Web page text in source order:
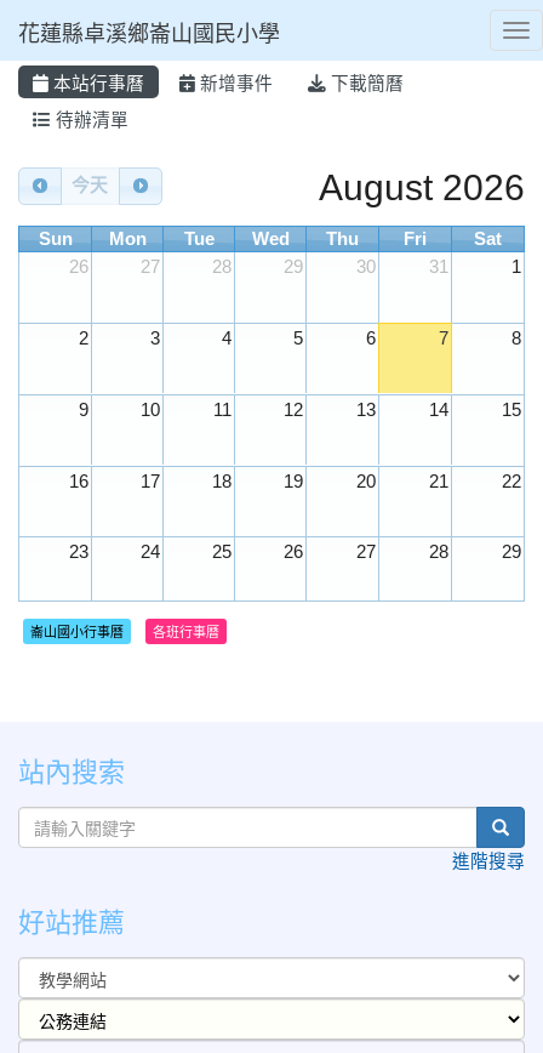
花蓮縣卓溪鄉崙山國民小學
本站行事曆 新增事件
下載簡曆
待辦清單
Calendar
今天 August 2026
Sun Mon Tue Wed Thu Fri
Sat
26
27 28 29 30 31 1
2 3 4 5 6 7 8
9 10 11 12 13 14 15
16 17 18 19 20 21 22
23 24 25 26 27 28 29
30 31 1
崙山國小行事曆 各班行事曆
站內搜索
進階搜尋
好站推薦